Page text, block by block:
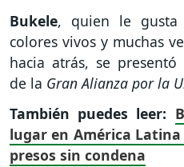
Bukele, quien le gusta
colores vivos y muchas
hacia atrás, se
de la Gran Alianza por la
También puedes leer:
lugar en América
presos sin condena